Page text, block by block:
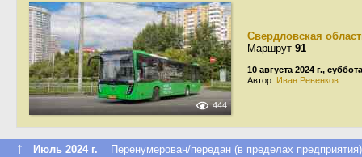
444
Свердловская
Маршрут 91
10 августа 2024 г., суббота
Автор: Иван Ревенков
↑ Июль 2024 г. Перенумерован/передан (в пределах предприятия)